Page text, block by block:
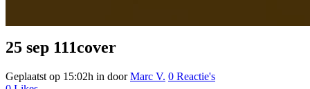
25 sep 111cover
Geplaatst op 15:02h in doorMarc V. 0 Reactie's